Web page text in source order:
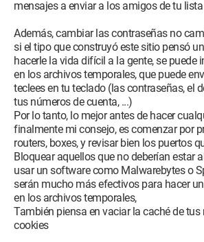
mensajes a enviar a los amigos de tu lista
Además, cambiar las contraseñas no
si el tipo que construyó este sitio pensó
hacerle la vida difícil a la gente, se puede
en los archivos temporales, que puede
teclees en tu teclado (las contraseñas, el
tus números de cuenta, ...)
Por lo tanto, lo mejor antes de hacer
finalmente mi consejo, es comenzar por
routers, boxes, y revisar bien los puertos
Bloquear aquellos que no deberían estar
usar un software como Malwarebytes o
serán mucho más efectivos para hacer
en los archivos temporales,
También piensa en vaciar la caché de tus
cookies